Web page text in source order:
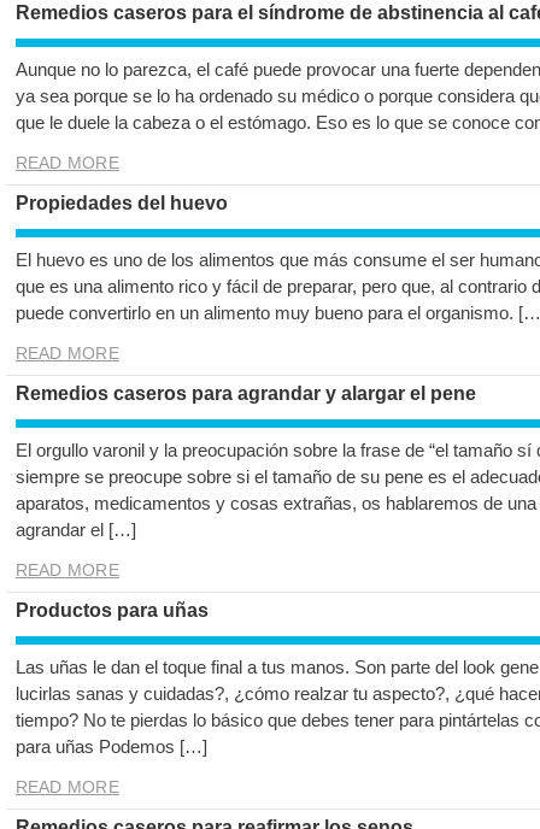
Remedios caseros para el síndrome de abstinencia al
Aunque no lo parezca, el café puede provocar una fuerte
ya sea porque se lo ha ordenado su médico o porque considera
que le duele la cabeza o el estómago. Eso es lo que se conoce
READ MORE
Propiedades del huevo
El huevo es uno de los alimentos que más consume el ser
que es una alimento rico y fácil de preparar, pero que, al contrario
puede convertirlo en un alimento muy bueno para el organismo.
READ MORE
Remedios caseros para agrandar y alargar el pene
El orgullo varonil y la preocupación sobre la frase de “el tamaño sí
siempre se preocupe sobre si el tamaño de su pene es el
aparatos, medicamentos y cosas extrañas, os hablaremos de
agrandar el […]
READ MORE
Productos para uñas
Las uñas le dan el toque final a tus manos. Son parte del look
lucirlas sanas y cuidadas?, ¿cómo realzar tu aspecto?, ¿qué
tiempo? No te pierdas lo básico que debes tener para pintártelas
para uñas Podemos […]
READ MORE